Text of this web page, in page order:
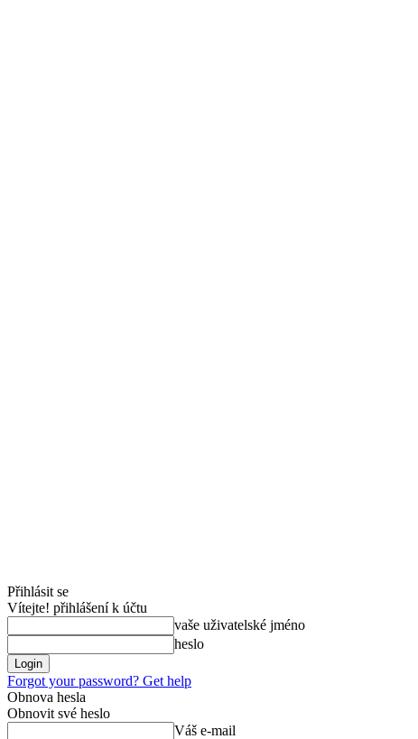
Přihlásit se
Vítejte! přihlášení k účtu
vaše uživatelské jméno
heslo
Forgot your password? Get help
Obnova hesla
Obnovit své heslo
Váš e-mail